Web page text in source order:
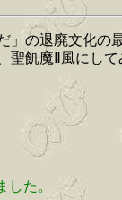
の退廃文化
飢魔Ⅱ風にして
た。